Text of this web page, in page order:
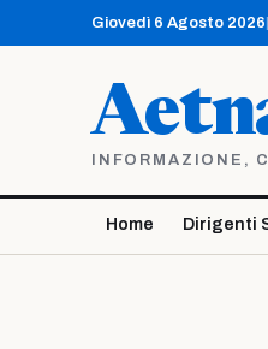
contenuto
Giovedì 6 Agosto 2026
INFORMAZIONE,
Home Dirigenti